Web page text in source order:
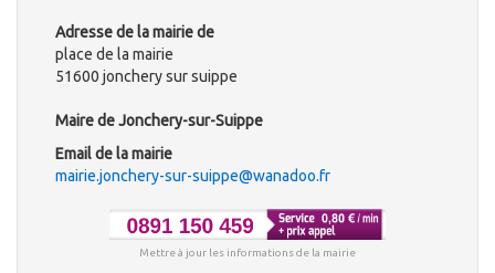
Adresse de la mairie de
place de la mairie
51600 jonchery sur suippe
Maire de Jonchery-sur-Suippe
Email de la mairie
mairie.jonchery-sur-suippe@wanadoo.fr
Mettre à jour les informations de la mairie